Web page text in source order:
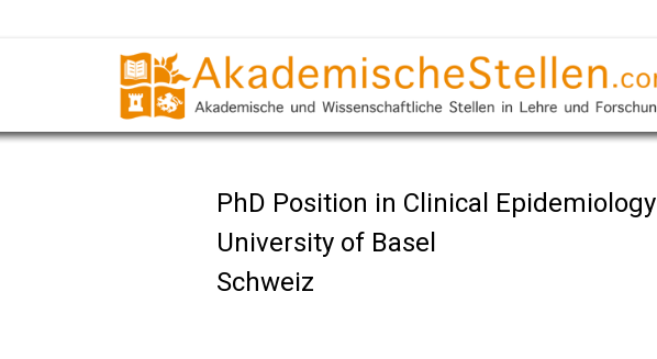
PhD Position in Clinical Epidemiology
University of Basel
Schweiz